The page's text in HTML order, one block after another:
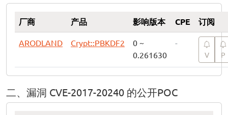
厂商 产品 影响版本 CPE 订阅
ARODLAND Crypt::PBKDF2
0 ~
0.261630
-
V P
二、漏洞 CVE-2017-20240 的公开POC